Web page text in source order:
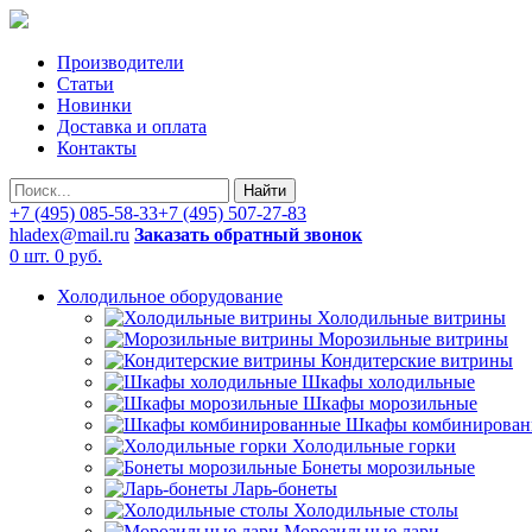
Производители
Статьи
Новинки
Доставка и оплата
Контакты
Найти
+7 (495) 085-58-33+7 (495) 507-27-83
hladex@mail.ru Заказать обратный звонок
0 шт. 0 руб.
Холодильное оборудование
Холодильные витрины
Морозильные витрины
Кондитерские витрины
Шкафы холодильные
Шкафы морозильные
Шкафы
Холодильные горки
Бонеты морозильные
Ларь-бонеты
Холодильные столы